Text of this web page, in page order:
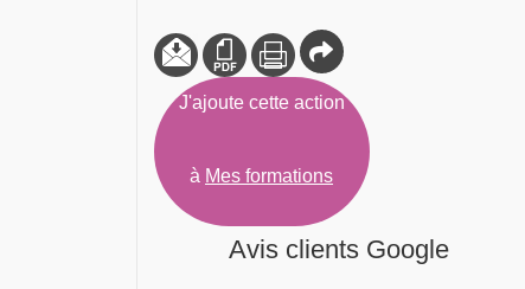
J'ajoute cette action
à Mes formations
Avis clients Google